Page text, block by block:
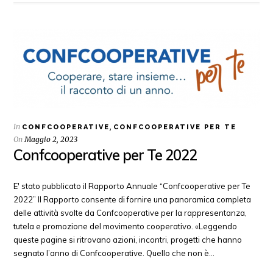
In CONFCOOPERATIVE, CONFCOOPERATIVE PER TE
OnMaggio 2, 2023
Confcooperative per Te 2022
E' stato pubblicato il Rapporto Annuale “Confcooperative per Te
2022” Il Rapporto consente di fornire una panoramica completa
delle attività svolte da Confcooperative per la rappresentanza,
tutela e promozione del movimento cooperativo. «Leggendo
queste pagine si ritrovano azioni, incontri, progetti che hanno
segnato l’anno di Confcooperative. Quello che non è…